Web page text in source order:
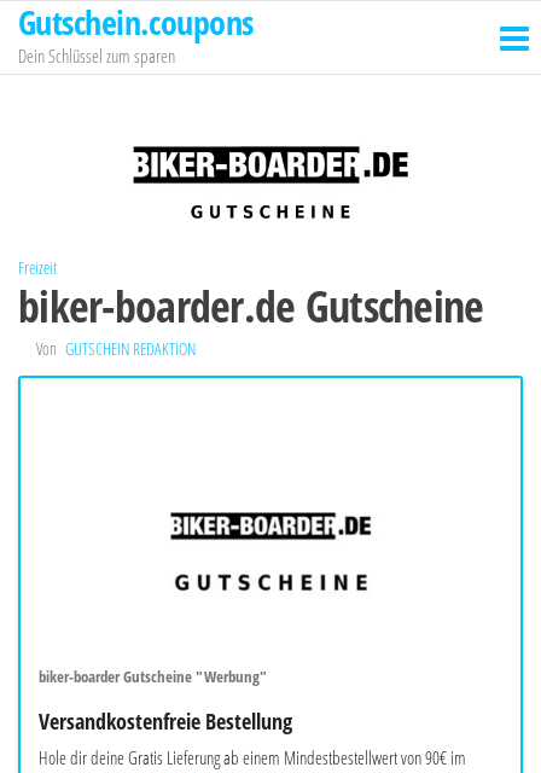
Zum
Inhalt
springen
Gutschein.coupons
Dein Schlüssel zum sparen
Freizeit
biker-boarder.de Gutscheine
Von GUTSCHEIN REDAKTION
biker-boarder Gutscheine "Werbung"
Versandkostenfreie Bestellung
Hole dir deine Gratis Lieferung ab einem Mindestbestellwert von 90€ im